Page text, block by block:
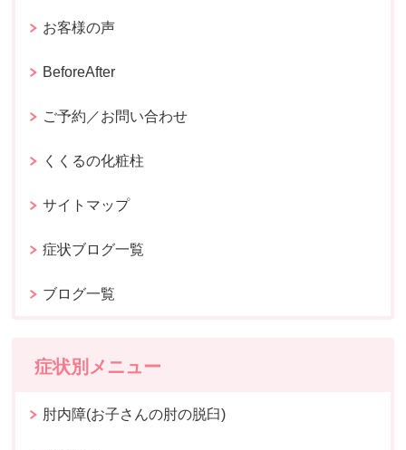
お客様の声
BeforeAfter
ご予約／お問い合わせ
くくるの化粧柱
サイトマップ
症状ブログ一覧
ブログ一覧
症状別メニュー
肘内障(お子さんの肘の脱臼)